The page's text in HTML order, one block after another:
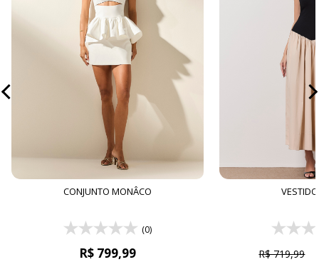
CONJUNTO MONÂCO
(0)
R$ 799,99 R$ 719,99